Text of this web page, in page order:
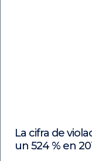
La cifra de
un 524 % en